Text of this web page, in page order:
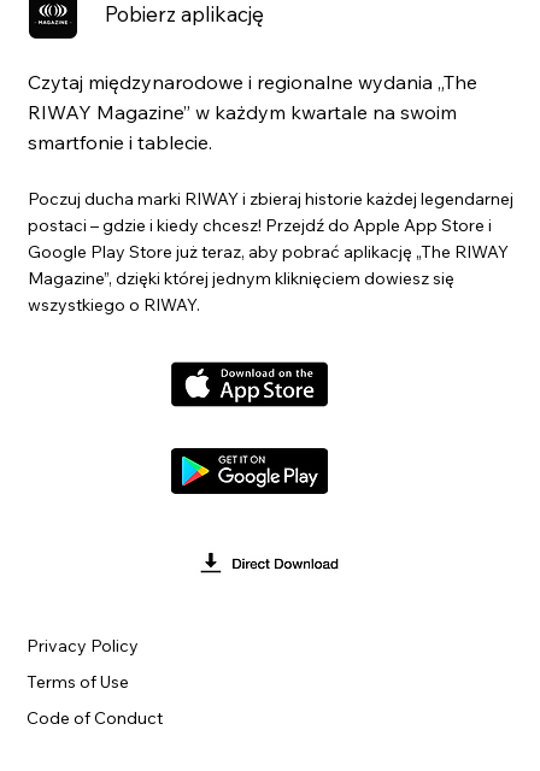
Pobierz aplikację
Czytaj międzynarodowe i regionalne wydania „The
RIWAY Magazine” w każdym kwartale na swoim
smartfonie i tablecie.
Poczuj ducha marki RIWAY i zbieraj historie każdej legendarnej
postaci – gdzie i kiedy chcesz! Przejdź do Apple App Store i
Google Play Store już teraz, aby pobrać aplikację „The RIWAY
Magazine”, dzięki której jednym kliknięciem dowiesz się
wszystkiego o RIWAY.
Terms of Use
Privacy Policy
Code of Conduct